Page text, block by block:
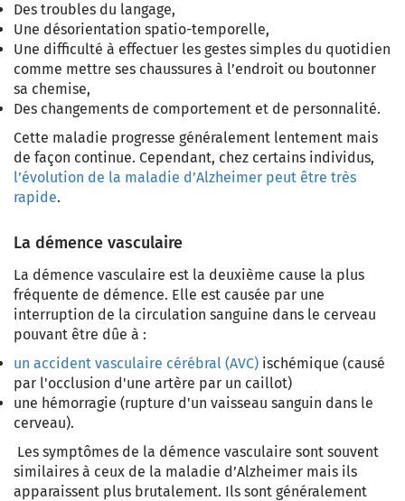
Des troubles du langage,
Une désorientation spatio-temporelle,
Une difficulté à effectuer les gestes simples du quotidien
comme mettre ses chaussures à l’endroit ou boutonner
sa chemise,
Des changements de comportement et de personnalité.
Cette maladie progresse généralement lentement mais
de façon continue. Cependant, chez certains individus,
l’évolution de la maladie d’Alzheimer peut être très
rapide.
La démence vasculaire
La démence vasculaire est la deuxième cause la plus
fréquente de démence. Elle est causée par une
interruption de la circulation sanguine dans le cerveau
pouvant être dûe à :
un accident vasculaire cérébral (AVC) ischémique (causé
par l'occlusion d'une artère par un caillot)
une hémorragie (rupture d'un vaisseau sanguin dans le
cerveau).
Les symptômes de la démence vasculaire sont souvent
similaires à ceux de la maladie d’Alzheimer mais ils
apparaissent plus brutalement. Ils sont généralement